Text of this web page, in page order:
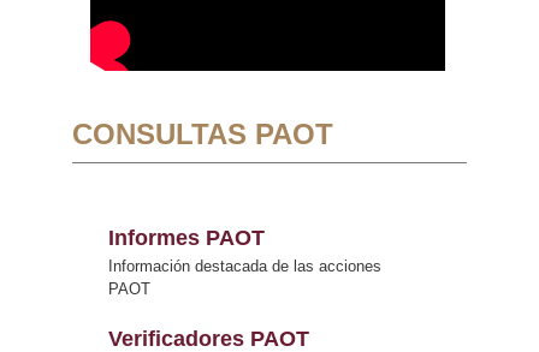
CONSULTAS PAOT
Informes PAOT
Información destacada de las acciones
PAOT
Verificadores PAOT